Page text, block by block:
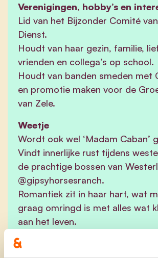
Verenigingen, hobby’s en
Lid van het Bijzonder Comité
Dienst.
Houdt van haar gezin, familie,
vrienden en collega’s op school.
Houdt van banden smeden met
en promotie maken voor de
van Zele.
Weetje
Wordt ook wel ‘Madam Caban’
Vindt innerlijke rust tijdens
de prachtige bossen van
@gipsyhorsesranch.
Romantiek zit in haar hart, wat
graag omringd is met alles wat
aan het leven.